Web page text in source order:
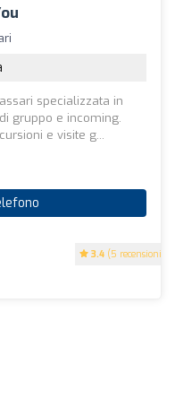
3.4 (5 recensioni)
specializzata in
gruppo e incoming.
e visite g...